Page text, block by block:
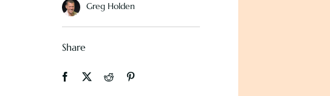
Greg Holden
Share